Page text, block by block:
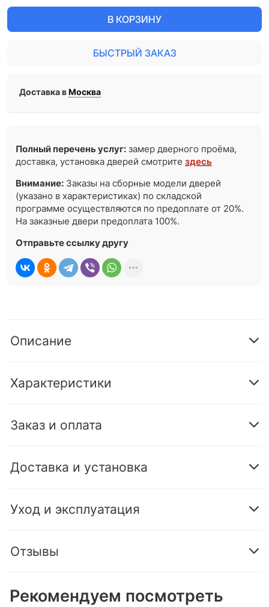
В КОРЗИНУ
БЫСТРЫЙ ЗАКАЗ
Доставка вМосква
Полный перечень услуг: замер дверного проёма,
доставка, установка дверей смотритездесь
Внимание: Заказы на сборные модели дверей
(указано в характеристиках) по складской
программе осуществляются по предоплате от 20%.
На заказные двери предоплата 100%.
Отправьте ссылку другу
Описание
Характеристики
Заказ и оплата
Доставка и установка
Уход и эксплуатация
Отзывы
Рекомендуем посмотреть